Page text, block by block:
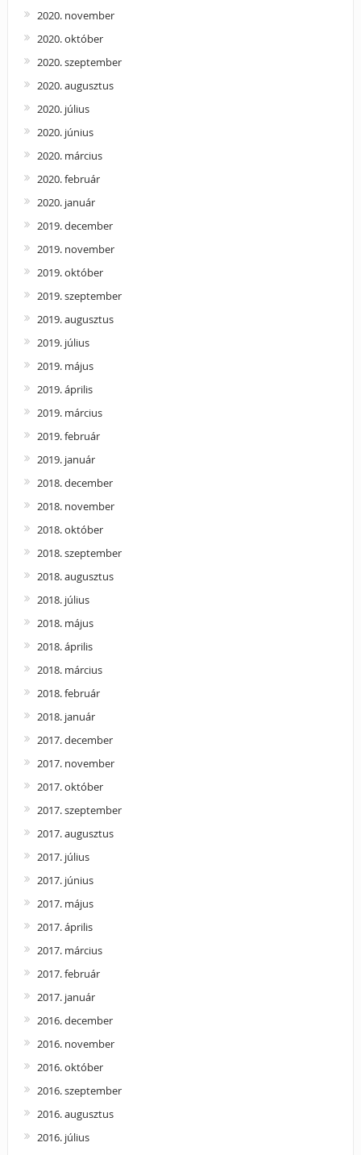
2020. november
2020. október
2020. szeptember
2020. augusztus
2020. július
2020. június
2020. március
2020. február
2020. január
2019. december
2019. november
2019. október
2019. szeptember
2019. augusztus
2019. július
2019. május
2019. április
2019. március
2019. február
2019. január
2018. december
2018. november
2018. október
2018. szeptember
2018. augusztus
2018. július
2018. május
2018. április
2018. március
2018. február
2018. január
2017. december
2017. november
2017. október
2017. szeptember
2017. augusztus
2017. július
2017. június
2017. május
2017. április
2017. március
2017. február
2017. január
2016. december
2016. november
2016. október
2016. szeptember
2016. augusztus
2016. július